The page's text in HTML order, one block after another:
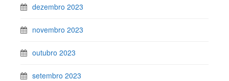
dezembro 2023
novembro 2023
outubro 2023
setembro 2023